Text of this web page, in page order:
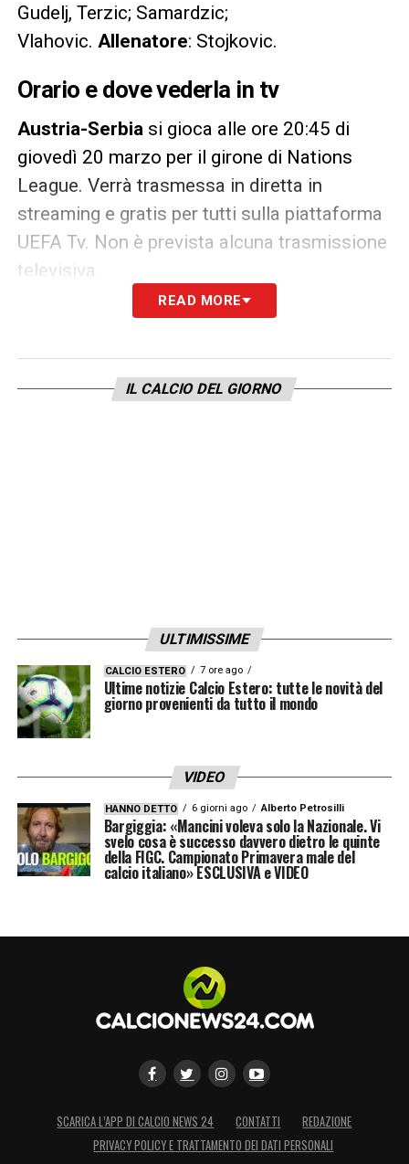
Gudelj, Terzic; Samardzic;
Vlahovic. Allenatore: Stojkovic.
Orario e dove vederla in tv
Austria-Serbia si gioca alle ore 20:45 di
giovedì 20 marzo per il girone di Nations
League. Verrà trasmessa in diretta in
streaming e gratis per tutti sulla piattaforma
UEFA Tv. Non è prevista alcuna trasmissione
televisiva.
READ MORE
IL CALCIO DEL GIORNO
ULTIMISSIME
CALCIO ESTERO 7 ore ago
Ultime notizie Calcio Estero: tutte le novità del
giorno provenienti da tutto il mondo
VIDEO
HANNO DETTO 6 giorni ago Alberto Petrosilli
Bargiggia: «Mancini voleva solo la Nazionale. Vi
svelo cosa è successo davvero dietro le quinte
della FIGC. Campionato Primavera male del
calcio italiano» ESCLUSIVA e VIDEO
SCARICA L’APP DI CALCIO NEWS 24 CONTATTI
REDAZIONE
PRIVACY POLICY E TRATTAMENTO DEI DATI PERSONALI